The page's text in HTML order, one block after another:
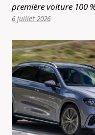
première voiture 100
6 juillet 2026